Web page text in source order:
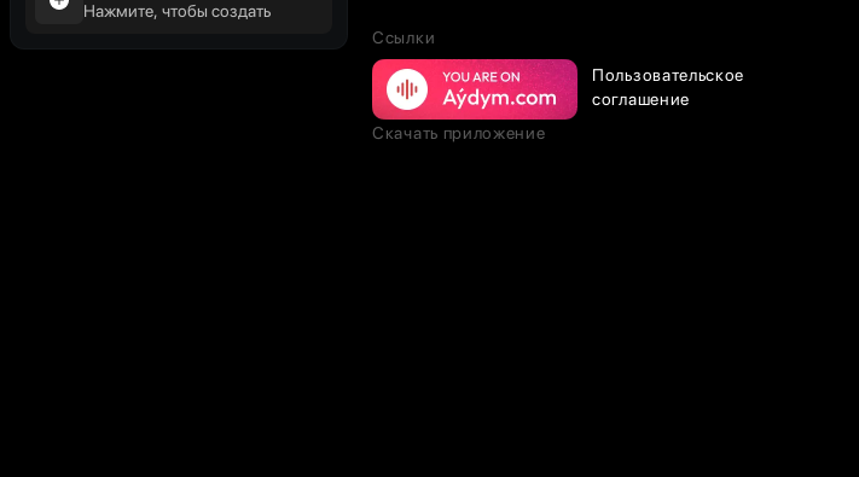
Нажмите, чтобы создать
Ссылки
Пользовательское
соглашение
Скачать приложение